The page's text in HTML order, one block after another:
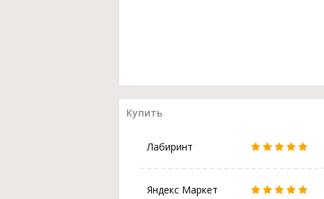
Купить
Лабиринт
Яндекс Маркет